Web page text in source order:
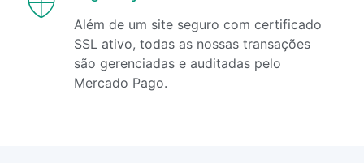
Além de um site seguro com certificado
SSL ativo, todas as nossas transações
são gerenciadas e auditadas pelo
Mercado Pago.